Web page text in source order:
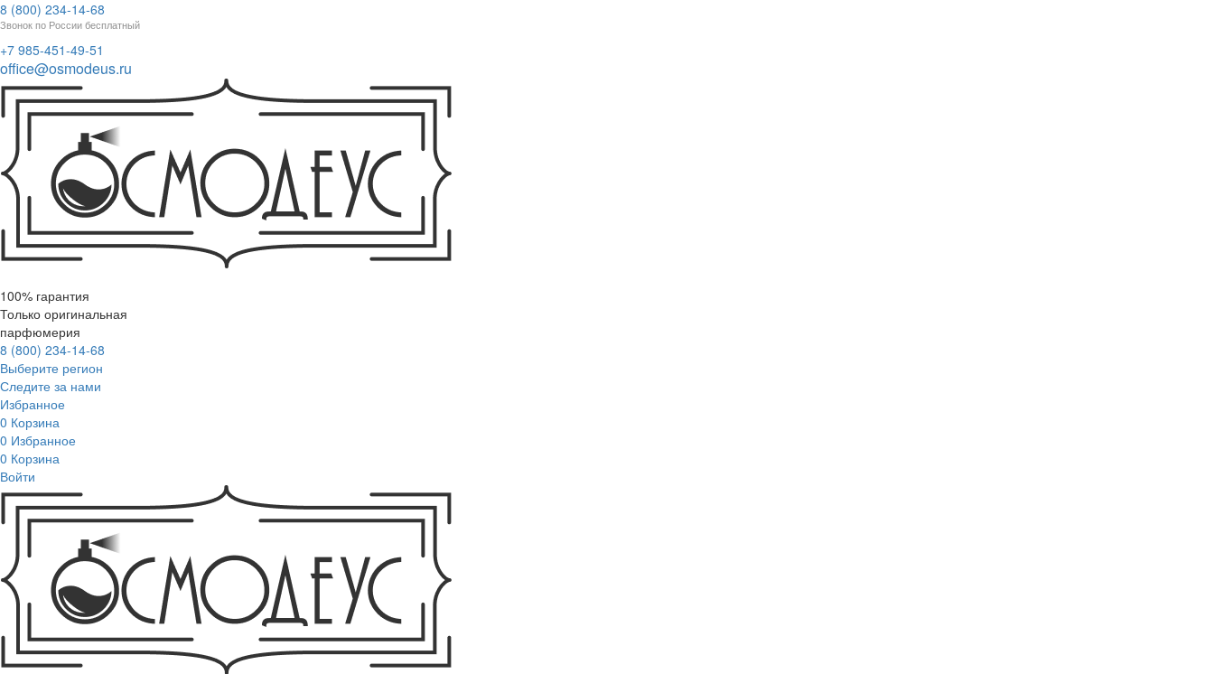
8 (800) 234-14-68
Звонок по России бесплатный
+7 985-451-49-51
office@osmodeus.ru
100% гарантия
Только оригинальная
парфюмерия
8 (800) 234-14-68
Выберите регион
Следите за нами
Избранное
0 Корзина
0 Избранное
0 Корзина
Войти